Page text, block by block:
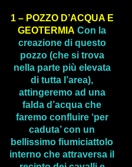
1 – POZZO D’ACQUA E
GEOTERMIA Con la
creazione di questo
pozzo (che si trova
nella parte più elevata
di tutta l’area),
attingeremo ad una
falda d’acqua che
faremo confluire ‘per
caduta’ con un
bellissimo fiumiciattolo
interno che attraversa il